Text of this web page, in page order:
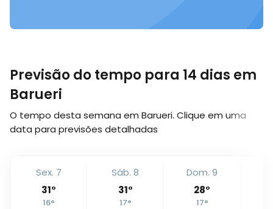
Previsão do tempo para 14 dias em
Barueri
O tempo desta semana em Barueri. Clique em uma
data para previsões detalhadas
Sex. 7
31°
16°
Sáb. 8
31°
17°
Dom. 9
28°
17°